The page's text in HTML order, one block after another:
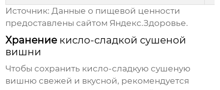
Источник: Данные о пищевой ценности
предоставлены сайтом Яндекс.Здоровье.
Хранение кисло-сладкой сушеной
вишни
Чтобы сохранить кисло-сладкую сушеную
вишню свежей и вкусной, рекомендуется